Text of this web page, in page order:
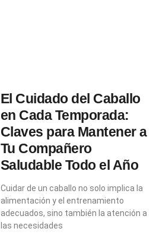
El Cuidado del Caballo
en Cada Temporada:
Claves para Mantener a
Tu Compañero
Saludable Todo el Año
Cuidar de un caballo no solo implica la
alimentación y el entrenamiento
adecuados, sino también la atención a
las necesidades